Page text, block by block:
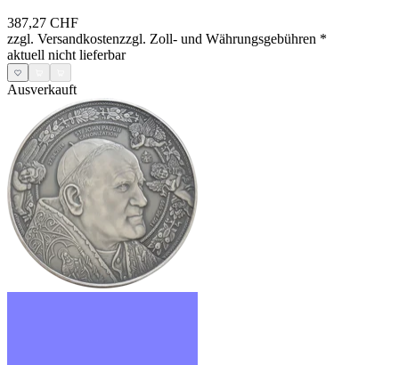
387,27 CHF
zzgl. Versandkostenzzgl. Zoll- und Währungsgebühren *
aktuell nicht lieferbar
Ausverkauft